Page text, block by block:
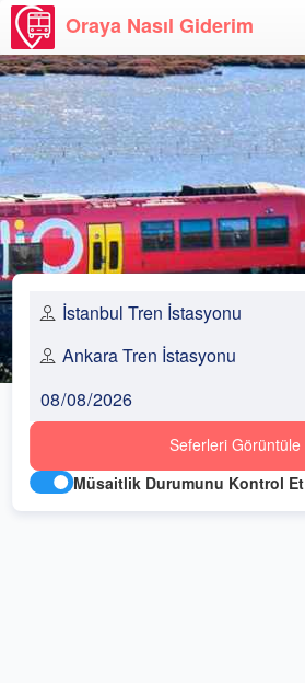
Oraya Nasıl Giderim
Seferleri Görüntüle
Müsaitlik Durumunu Kontrol Et